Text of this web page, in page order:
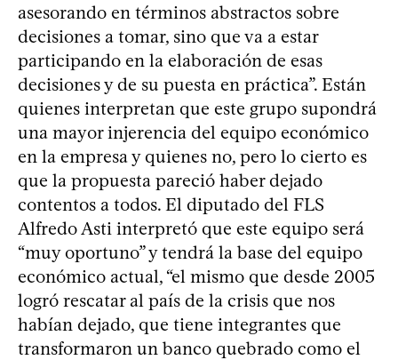
asesorando en términos abstractos sobre
decisiones a tomar, sino que va a estar
participando en la elaboración de esas
decisiones y de su puesta en práctica”. Están
quienes interpretan que este grupo supondrá
una mayor injerencia del equipo económico
en la empresa y quienes no, pero lo cierto es
que la propuesta pareció haber dejado
contentos a todos. El diputado del FLS
Alfredo Asti interpretó que este equipo será
“muy oportuno” y tendrá la base del equipo
económico actual, “el mismo que desde 2005
logró rescatar al país de la crisis que nos
habían dejado, que tiene integrantes que
transformaron un banco quebrado como el